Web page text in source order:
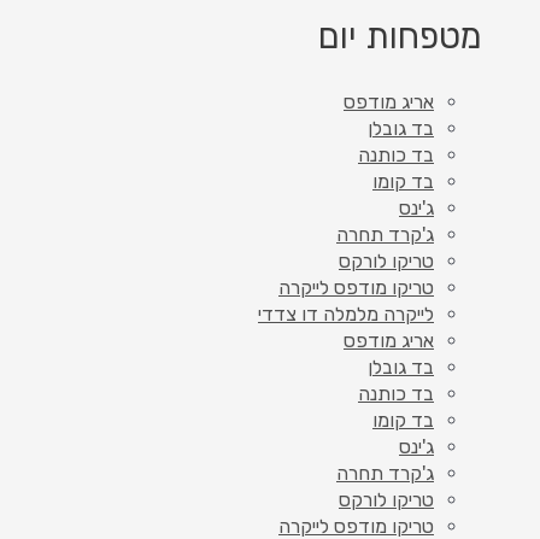
מטפחות יום
אריג מודפס
בד גובלן
בד כותנה
בד קומו
ג'ינס
ג'קרד תחרה
טריקו לורקס
טריקו מודפס לייקרה
לייקרה מלמלה דו צדדי
אריג מודפס
בד גובלן
בד כותנה
בד קומו
ג'ינס
ג'קרד תחרה
טריקו לורקס
טריקו מודפס לייקרה